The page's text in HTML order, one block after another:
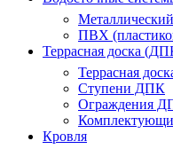
ПВХ
Террасная доска
Террасная
Ступени ДПК
Ограждения
Кровля